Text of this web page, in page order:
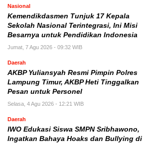
Nasional
Kemendikdasmen Tunjuk 17 Kepala
Sekolah Nasional Terintegrasi, Ini Misi
Besarnya untuk Pendidikan Indonesia
Jumat, 7 Agu 2026 - 09:32 WIB
Daerah
AKBP Yuliansyah Resmi Pimpin Polres
Lampung Timur, AKBP Heti Tinggalkan
Pesan untuk Personel
Selasa, 4 Agu 2026 - 12:21 WIB
Daerah
IWO Edukasi Siswa SMPN Sribhawono,
Ingatkan Bahaya Hoaks dan Bullying di